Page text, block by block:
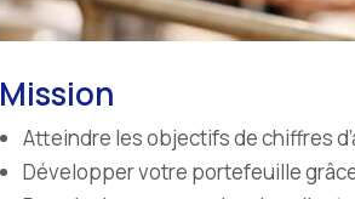
Mission
Atteindre les objectifs de chiffres
Développer votre portefeuille